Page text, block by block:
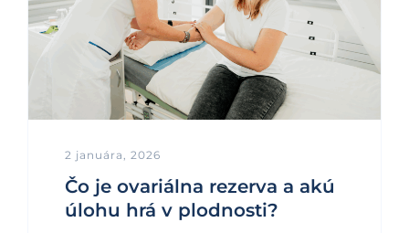
2 januára, 2026
Čo je ovariálna rezerva a akú
úlohu hrá v plodnosti?